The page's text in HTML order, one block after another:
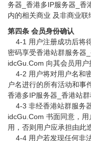
务器_香港多IP服务器_香
内的相关商业 及非商业联
第四条 会员身份确认
4-1 用户注册成功后将
密码享受香港站群服务器
idcGu.Com 向其会员用户
4-2 用户将对用户名和
户名进行的所有活动和事
香港多IP服务器_香港站
4-3 非经香港站群服务
idcGu.Com 书面同意，
用，否则用户应承担由此
4-4 用户若发现任何非